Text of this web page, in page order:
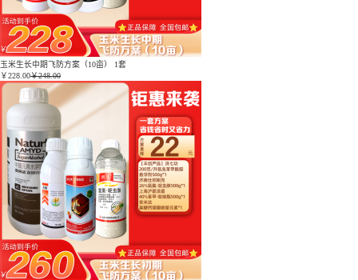
玉米生长中期飞防方案（10亩） 1套
￥228.00￥248.00